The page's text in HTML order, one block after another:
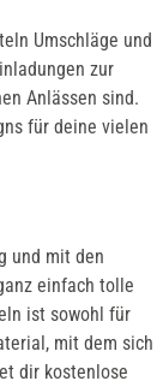
Umschläge und
zur
Anlässen sind.
für deine vielen
und mit den
einfach tolle
ist sowohl für
mit dem sich
dir kostenlose